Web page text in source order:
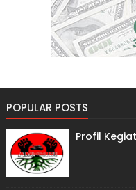
POPULAR POSTS
Profil